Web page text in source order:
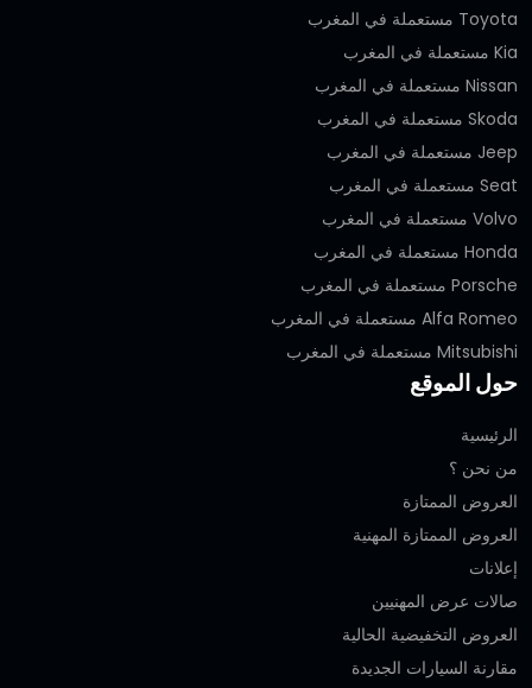
Toyota مستعملة في المغرب
Kia مستعملة في المغرب
Nissan مستعملة في المغرب
Skoda مستعملة في المغرب
Jeep مستعملة في المغرب
Seat مستعملة في المغرب
Volvo مستعملة في المغرب
Honda مستعملة في المغرب
Porsche مستعملة في المغرب
Alfa Romeo مستعملة في المغرب
Mitsubishi مستعملة في المغرب
حول الموقع
الرئيسية
من نحن ؟
العروض الممتازة
العروض الممتازة المهنية‎
إعلانات
صالات عرض المهنيين
العروض التخفيضية الحالية
مقارنة السيارات الجديدة